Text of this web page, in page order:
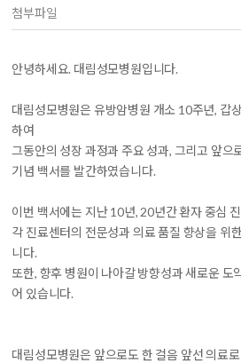
첨부파일
안녕하세요. 대림성모병원입니다.
대림성모병원은 유방암병원 개소 10주년, 갑
하여
그동안의 성장 과정과 주요 성과, 그리고 앞으
기념 백서를 발간하였습니다.
이번 백서에는 지난 10년, 20년간 환자 중심
각 진료센터의 전문성과 의료 품질 향상을 위
니다.
또한, 향후 병원이 나아갈 방향성과 새로운 도
어 있습니다.
대림성모병원은 앞으로도 한 걸음 앞선 의료로